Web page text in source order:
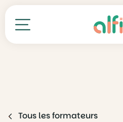
Toutes nos formations
Tous les formateurs